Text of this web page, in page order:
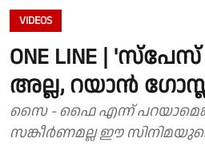
VIDEOS
ONE LINE |
അല്ല, റയാൻ
സൈ - ഫൈ എന്ന് പറയാമെങ്കിലും അത്ര
സങ്കീർണമല്ല ഈ